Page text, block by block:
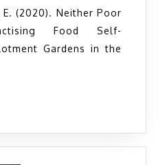
E. (2020). Neither Poor
Food Self-
Gardens in the